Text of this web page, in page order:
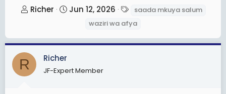
T
e
a
d
Richer
S
r
d
Jun 12, 2026
a
s
saada mkuya salum
waziri wa afya
R Richer
JF-Expert Member